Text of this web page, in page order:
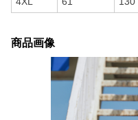
商品画像